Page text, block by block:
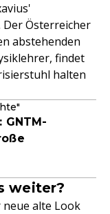
Österreicher
abstehenden
findet
halten
weiter?
neue alte Look